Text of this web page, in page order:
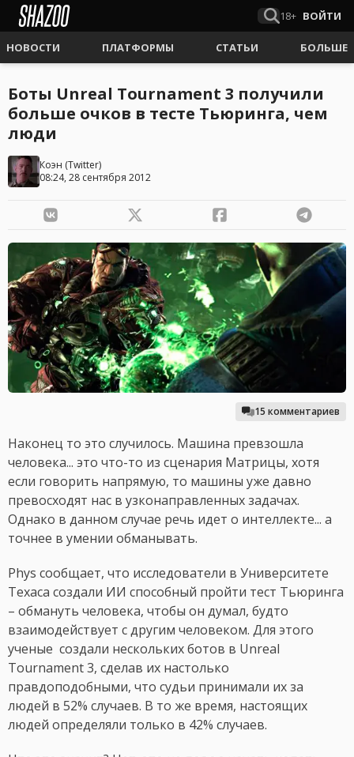
18+ ВОЙТИ
НОВОСТИ ПЛАТФОРМЫ СТАТЬИ БОЛЬШЕ
Боты Unreal Tournament 3 получили
больше очков в тесте Тьюринга, чем
люди
Коэн (Twitter)
08:24, 28 сентября 2012
15 комментариев
Наконец то это случилось. Машина превзошла
человека... это что-то из сценария Матрицы, хотя
если говорить напрямую, то машины уже давно
превосходят нас в узконаправленных задачах.
Однако в данном случае речь идет о интеллекте... а
точнее в умении обманывать.
Phys сообщает, что исследователи в Университете
Техаса создали ИИ способный пройти тест Тьюринга
– обмануть человека, чтобы он думал, будто
взаимодействует с другим человеком. Для этого
ученые создали нескольких ботов в Unreal
Tournament 3, сделав их настолько
правдоподобными, что судьи принимали их за
людей в 52% случаев. В то же время, настоящих
людей определяли только в 42% случаев.